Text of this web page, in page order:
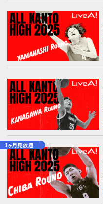
1ヶ月見放題